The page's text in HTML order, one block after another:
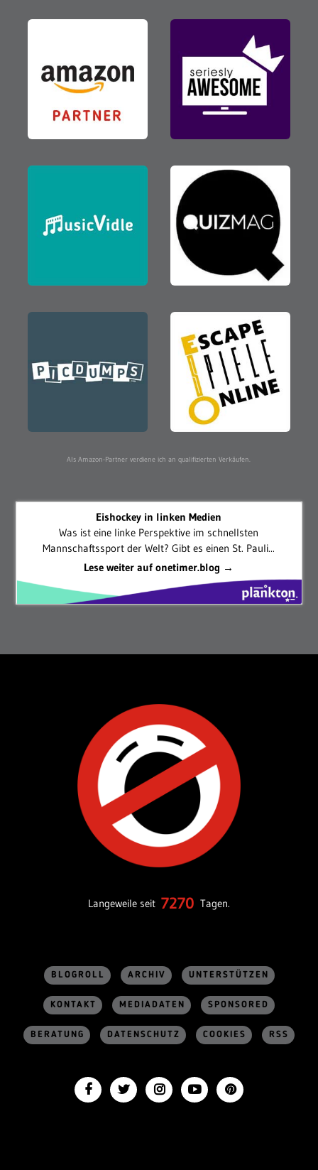
Als Amazon-Partner verdiene ich an qualifizierten Verkäufen.
Eishockey in linken Medien
Was ist eine linke Perspektive im schnellsten
Mannschaftssport der Welt? Gibt es einen St. Pauli...
Lese weiter auf onetimer.blog →
Langeweile seit 7270 Tagen.
BLOGROLL ARCHIV UNTERSTÜTZEN
KONTAKT MEDIADATEN SPONSORED
BERATUNG DATENSCHUTZ COOKIES RSS